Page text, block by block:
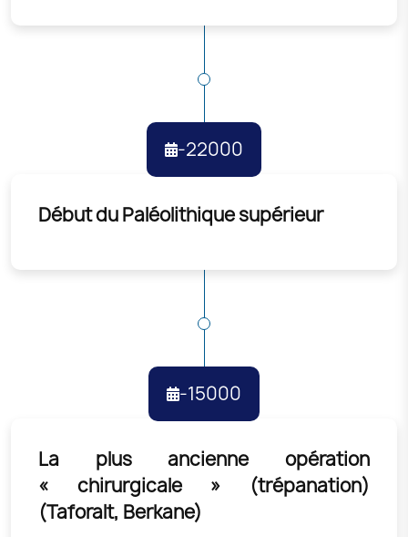
Début du Paléolithique supérieur
-22000
La plus ancienne opération
« chirurgicale » (trépanation)
(Taforalt, Berkane)
-15000